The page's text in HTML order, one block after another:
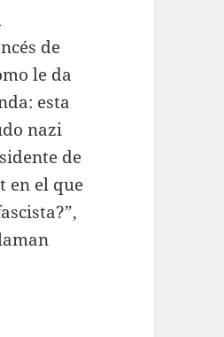
de
le da
esta
nazi
de
en el que